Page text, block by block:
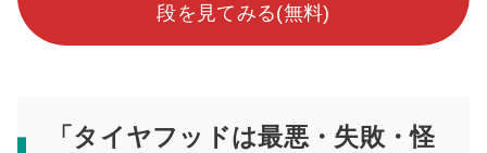
段を見てみる(無料)
「タイヤフッドは最悪・失敗・怪